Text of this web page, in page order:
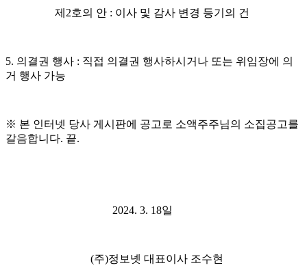
제2호의 안 : 이사 및 감사 변경 등기의 건
5. 의결권 행사 : 직접 의결권 행사하시거나 또는 위임장에 의
거 행사 가능
※ 본 인터넷 당사 게시판에 공고로 소액주주님의 소집공고를
갈음합니다. 끝.
2024. 3. 18일
(주)정보넷 대표이사 조수현